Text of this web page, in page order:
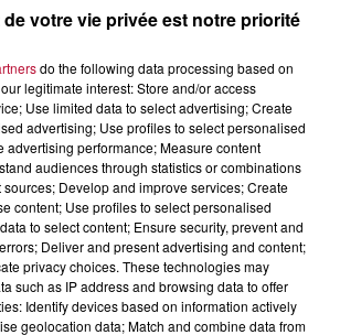
min 52 sec)
min 52 sec
L’INCONNU LE PLUS
EN INTERVIEW CARRÉ
votre vie privée est notre priorité
do the following data processing based on
legitimate interest: Store and/or access
Use limited data to select advertising; Create
advertising; Use profiles to select personalised
advertising performance; Measure content
audiences through statistics or combinations
sources; Develop and improve services; Create
content; Use profiles to select personalised
to select content; Ensure security, prevent and
Deliver and present advertising and content;
privacy choices. These technologies may
such as IP address and browsing data to offer
Identify devices based on information actively
geolocation data; Match and combine data from